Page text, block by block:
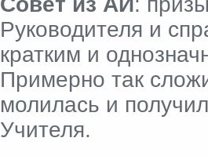
Руководителя и
кратким и
Примерно так
молилась и
Учителя.